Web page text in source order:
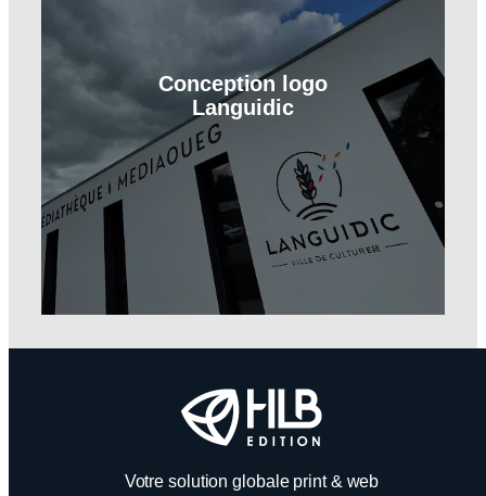
Conception logo
Languidic
Votre solution globale print & web